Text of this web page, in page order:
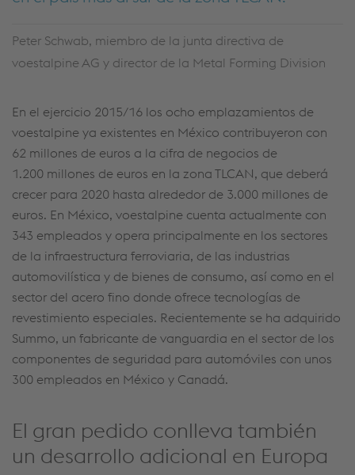
Peter Schwab, miembro de la junta directiva de
voestalpine AG y director de la Metal Forming Division
En el ejercicio 2015/16 los ocho emplazamientos de
voestalpine ya existentes en México contribuyeron con
62 millones de euros a la cifra de negocios de
1.200 millones de euros en la zona TLCAN, que deberá
crecer para 2020 hasta alrededor de 3.000 millones de
euros. En México, voestalpine cuenta actualmente con
343 empleados y opera principalmente en los sectores
de la infraestructura ferroviaria, de las industrias
automovilística y de bienes de consumo, así como en el
sector del acero fino donde ofrece tecnologías de
revestimiento especiales. Recientemente se ha adquirido
Summo, un fabricante de vanguardia en el sector de los
componentes de seguridad para automóviles con unos
300 empleados en México y Canadá.
El gran pedido conlleva también
un desarrollo adicional en Europa